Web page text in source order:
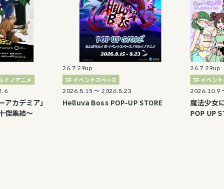
メ
ミア」
～
26.7.29up
5F イベントスペース
2026.8.15 〜 2026.8.23
Helluva Boss POP-UP STORE
26.7.29up
5F イベントスペー
2026.10.9 〜
魔法少女にあ
POP UP STORE